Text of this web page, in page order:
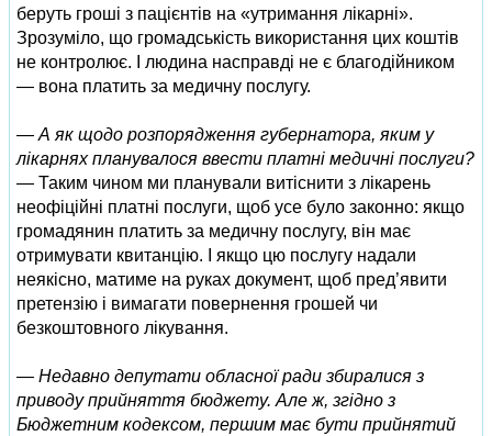
беруть гроші з пацієнтів на «утримання лікарні».
Зрозуміло, що громадськість використання цих коштів
не контролює. І людина насправді не є благодійником
— вона платить за медичну послугу.
— А як щодо розпорядження губернатора, яким у
лікарнях планувалося ввести платні медичні послуги?
— Таким чином ми планували витіснити з лікарень
неофіційні платні послуги, щоб усе було законно: якщо
громадянин платить за медичну послугу, він має
отримувати квитанцію. І якщо цю послугу надали
неякісно, матиме на руках документ, щоб пред’явити
претензію і вимагати повернення грошей чи
безкоштовного лікування.
— Недавно депутати обласної ради збиралися з
приводу прийняття бюджету. Але ж, згідно з
Бюджетним кодексом, першим має бути прийнятий